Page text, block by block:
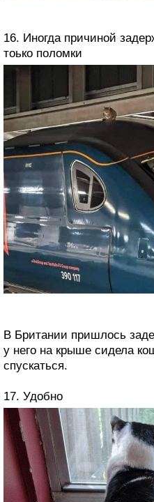
16. Иногда причиной
тоько поломки
В Британии пришлось
у него на крыше сидела
спускаться.
17. Удобно